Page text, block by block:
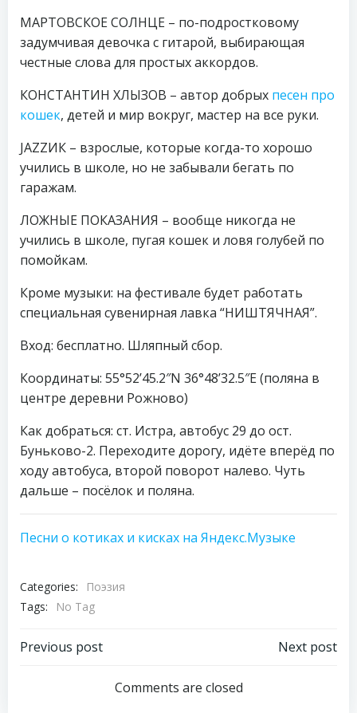
МАРТОВСКОЕ СОЛНЦЕ – по-подростковому
задумчивая девочка с гитарой, выбирающая
честные слова для простых аккордов.
КОНСТАНТИН ХЛЫЗОВ – автор добрых песен про
кошек, детей и мир вокруг, мастер на все руки.
JAZZИК – взрослые, которые когда-то хорошо
учились в школе, но не забывали бегать по
гаражам.
ЛОЖНЫЕ ПОКАЗАНИЯ – вообще никогда не
учились в школе, пугая кошек и ловя голубей по
помойкам.
Кроме музыки: на фестивале будет работать
специальная сувенирная лавка “НИШТЯЧНАЯ”.
Вход: бесплатно. Шляпный сбор.
Координаты: 55°52’45.2″N 36°48’32.5″E (поляна в
центре деревни Рожново)
Как добраться: ст. Истра, автобус 29 до ост.
Буньково-2. Переходите дорогу, идёте вперёд по
ходу автобуса, второй поворот налево. Чуть
дальше – посёлок и поляна.
Песни о котиках и кисках на Яндекс.Музыке
Categories:
Поэзия
Tags:
No Tag
Навигация
Previous post
Навигация
по
Next post
Comments are closed